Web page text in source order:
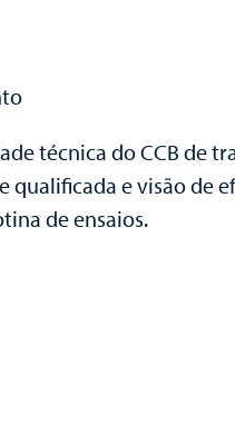
técnica do CCB de
e visão de
de ensaios.